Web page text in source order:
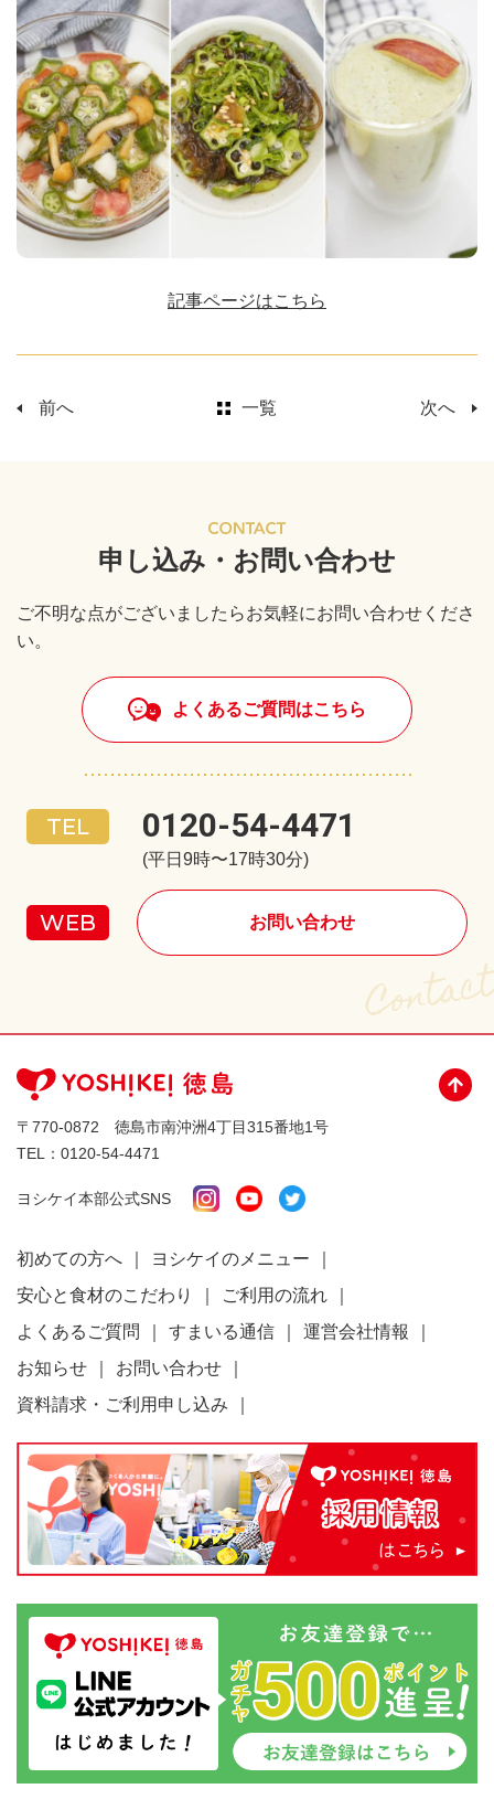
記事ページはこちら
前へ 一覧 次へ
申し込み・お問い合わせ
ご不明な点がございましたらお気軽にお問い合わせくださ
い。
よくあるご質問はこちら
0120-54-4471
(平日9時〜17時30分)
お問い合わせ
〒770-0872 徳島市南沖洲4丁目315番地1号
TEL： 0120-54-4471
ヨシケイ本部公式SNS
初めての方へ
ヨシケイのメニュー
安心と食材のこだわり
ご利用の流れ
よくあるご質問
すまいる通信
運営会社情報
お知らせ
お問い合わせ
資料請求・ご利用申し込み